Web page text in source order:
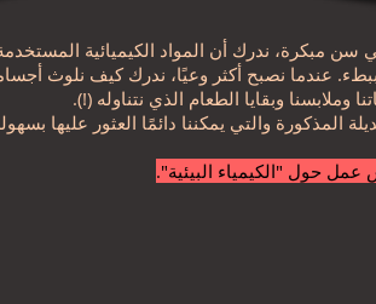
مبكرة، ندرك أن المواد الكيميائية
عندما نصبح أكثر وعيًا، ندرك كيف نلوث أجسامنا
وملابسنا وبقايا الطعام الذي نتناوله (!).
المذكورة والتي يمكننا دائمًا العثور عليها
حول "الكيمياء البيئية".